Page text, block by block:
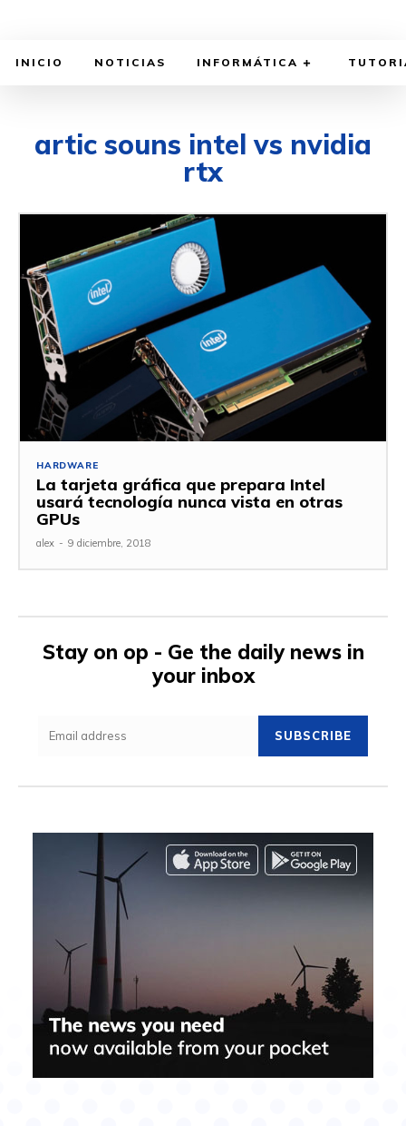
INICIO NOTICIAS INFORMÁTICA
artic souns intel vs nvidia
rtx
HARDWARE
La tarjeta gráfica que prepara Intel
usará tecnología nunca vista en otras
GPUs
alex - 9 diciembre, 2018
Stay on op - Ge the daily news in
your inbox
SUBSCRIBE